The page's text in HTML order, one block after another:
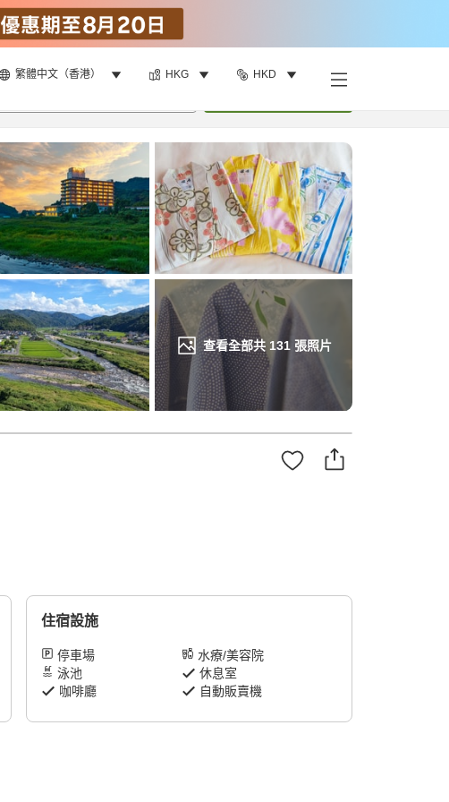
繁體中文（香港） HKG HKD
查看全部共 131張照片
住宿設施
停車場
水療/美容院
泳池
休息室
咖啡廳
自動販賣機